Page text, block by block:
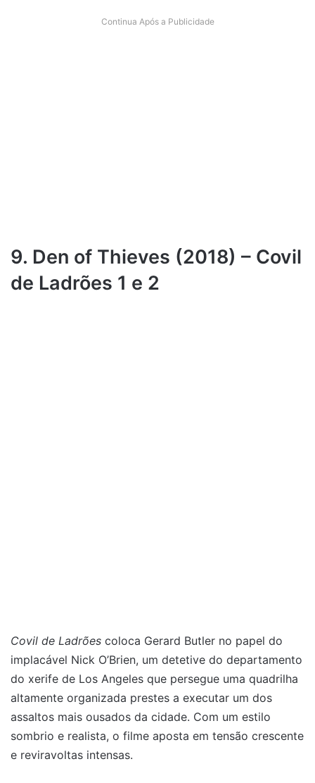
Continua Após a Publicidade
9. Den of Thieves (2018) – Covil
de Ladrões 1 e 2
Covil de Ladrões coloca Gerard Butler no papel do
implacável Nick O’Brien, um detetive do departamento
do xerife de Los Angeles que persegue uma quadrilha
altamente organizada prestes a executar um dos
assaltos mais ousados da cidade. Com um estilo
sombrio e realista, o filme aposta em tensão crescente
e reviravoltas intensas.